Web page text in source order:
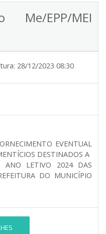
Me/EPP/MEI
28/12/2023 08:30
EVENTUAL
DESTINADOS A
ANO LETIVO 2024 DAS
DO MUNICÍPIO